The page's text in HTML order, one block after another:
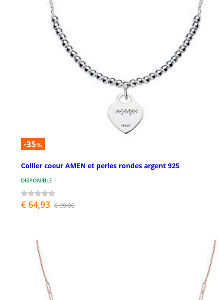
-35%
Collier coeur AMEN et perles rondes argent 925
DISPONIBLE
€ 64,93 € 99,90